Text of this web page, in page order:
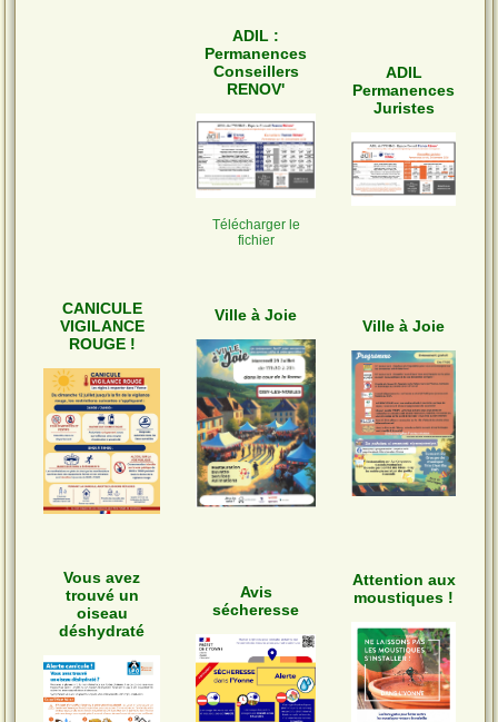
ADIL :
Permanences
Conseillers
RENOV'
Télécharger le
fichier
ADIL
Permanences
Juristes
CANICULE
VIGILANCE
ROUGE !
Ville à Joie
Ville à Joie
Vous avez
trouvé un
oiseau
déshydraté
Avis
sécheresse
Attention aux
moustiques !